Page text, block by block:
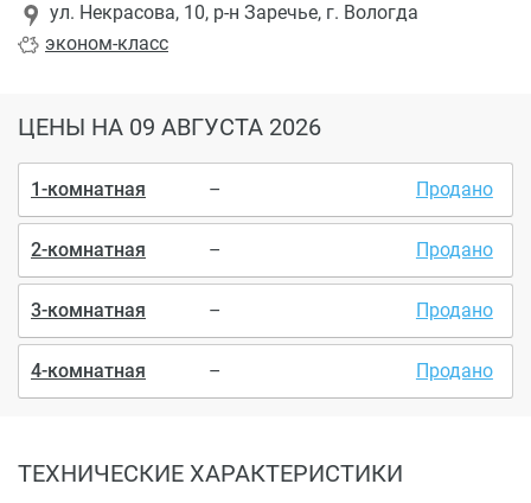
эконом-класс
ул. Некрасова, 10, р-н Заречье, г. Вологда
ЦЕНЫ НА 09 АВГУСТА 2026
1-комнатная – Продано
2-комнатная – Продано
3-комнатная – Продано
4-комнатная – Продано
ТЕХНИЧЕСКИЕ ХАРАКТЕРИСТИКИ